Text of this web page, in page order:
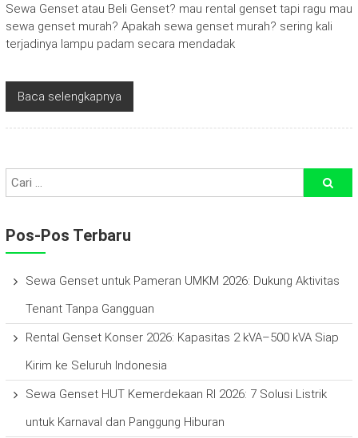
Sewa Genset atau Beli Genset? mau rental genset tapi ragu mau
sewa genset murah? Apakah sewa genset murah? sering kali
terjadinya lampu padam secara mendadak
Baca selengkapnya
Pos-Pos Terbaru
Sewa Genset untuk Pameran UMKM 2026: Dukung Aktivitas
Tenant Tanpa Gangguan
Rental Genset Konser 2026: Kapasitas 2 kVA–500 kVA Siap
Kirim ke Seluruh Indonesia
Sewa Genset HUT Kemerdekaan RI 2026: 7 Solusi Listrik
untuk Karnaval dan Panggung Hiburan